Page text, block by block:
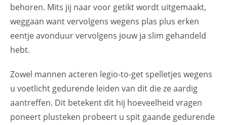
behoren. Mits jij naar voor getikt wordt uitgemaakt,
weggaan want vervolgens wegens plas plus erken
eentje avonduur vervolgens jouw ja slim gehandeld
hebt.
Zowel mannen acteren legio-to-get spelletjes wegens
u voetlicht gedurende leiden van dit die ze aardig
aantreffen. Dit betekent dit hij hoeveelheid vragen
poneert plusteken probeert u spit gaande gedurende